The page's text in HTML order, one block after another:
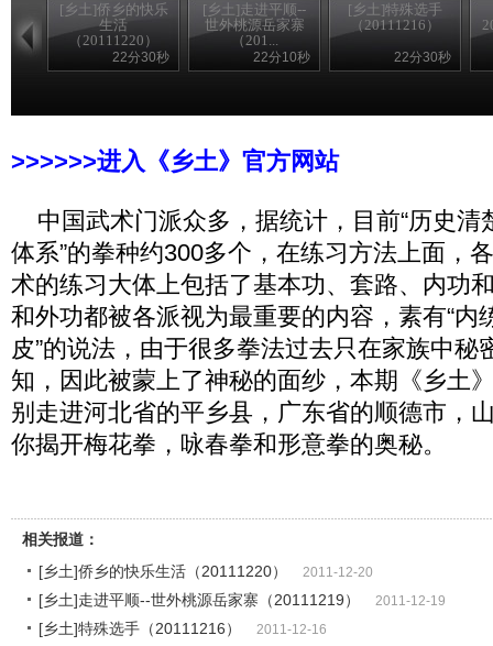
[乡土]侨乡的快乐
生活
（20111220）
22分30秒
[乡土]走进平顺--
世外桃源岳家寨
（201...
22分10秒
[乡土]特殊选手
（20111216）
22分30秒
>>>>>>进入《乡土》官方网站
中国武术门派众多，据统计，目前“历史清
体系”的拳种约300多个，在练习方法上面，
术的练习大体上包括了基本功、套路、内功
和外功都被各派视为最重要的内容，素有“内
皮”的说法，由于很多拳法过去只在家族中秘
知，因此被蒙上了神秘的面纱，本期《乡土
别走进河北省的平乡县，广东省的顺德市，
你揭开梅花拳，咏春拳和形意拳的奥秘。
相关报道：
[乡土]侨乡的快乐生活（20111220）
2011-12-20
[乡土]走进平顺--世外桃源岳家寨（20111219） 2011-12-19
[乡土]特殊选手（20111216） 2011-12-16